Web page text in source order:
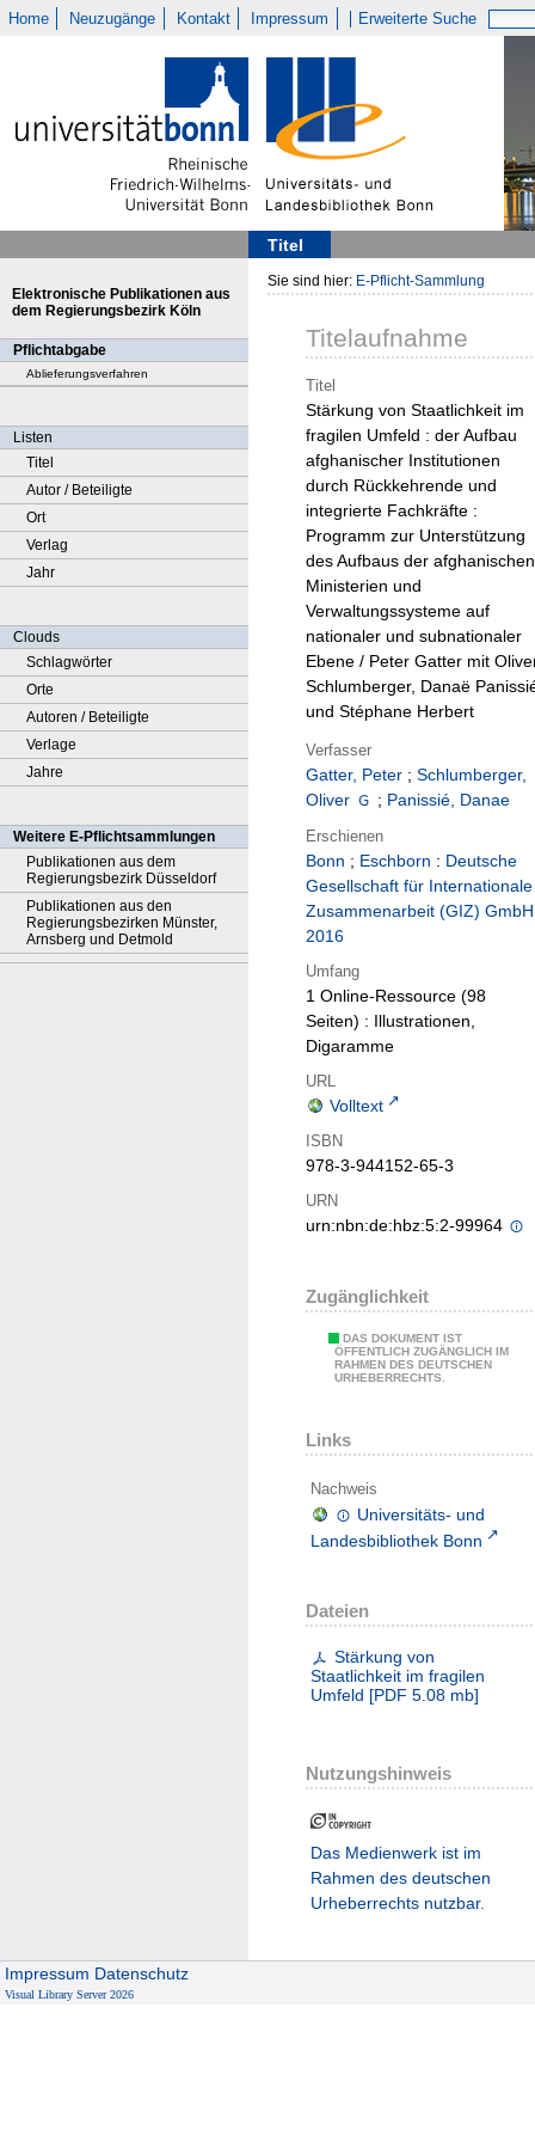
Home Neuzugänge Kontakt Impressum Erweiterte Suche
Titel
Elektronische Publikationen aus
dem Regierungsbezirk Köln
Pflichtabgabe
Ablieferungsverfahren
Listen
Titel
Autor / Beteiligte
Ort
Verlag
Jahr
Clouds
Schlagwörter
Orte
Autoren / Beteiligte
Verlage
Jahre
Weitere E-Pflichtsammlungen
Publikationen aus dem
Regierungsbezirk Düsseldorf
Publikationen aus den
Regierungsbezirken Münster,
Arnsberg und Detmold
Sie sind hier: E-Pflicht-Sammlung
Titelaufnahme
Titel
Stärkung von Staatlichkeit im
fragilen Umfeld : der Aufbau
afghanischer Institutionen
durch Rückkehrende und
integrierte Fachkräfte :
Programm zur Unterstützung
des Aufbaus der afghanischen
Ministerien und
Verwaltungssysteme auf
nationaler und subnationaler
Ebene / Peter Gatter mit
Schlumberger, Danaë
und Stéphane Herbert
Verfasser
Gatter, Peter ; Schlumberger,
Oliver
; Panissié, Danae
Erschienen
Bonn ; Eschborn : Deutsche
Gesellschaft für Internationale
Zusammenarbeit (GIZ) GmbH
2016
Umfang
1 Online-Ressource (98
Seiten) : Illustrationen,
Digaramme
URL
Volltext
ISBN
978-3-944152-65-3
URN
urn:nbn:de:hbz:5:2-99964
Zugänglichkeit
DAS DOKUMENT IST
ÖFFENTLICH ZUGÄNGLICH IM
RAHMEN DES DEUTSCHEN
URHEBERRECHTS.
Links
Nachweis
Universitäts- und
Landesbibliothek Bonn
Dateien
Stärkung von
Staatlichkeit im fragilen
Umfeld [PDF 5.08 mb]
Nutzungshinweis
Das Medienwerk ist im
Rahmen des deutschen
Urheberrechts nutzbar.
Impressum Datenschutz
Visual Library Server 2026